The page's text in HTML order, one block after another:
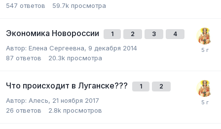
547 ответов 59.7k просмотра
Экономика Новороссии 1 2 3 4
Автор: Елена Сергеевна, 9 декабря 2014
87 ответов 20.3k просмотра
Что происходит в Луганске??? 1 2
Автор: Алесь, 21 ноября 2017
26 ответов 2.8k просмотров